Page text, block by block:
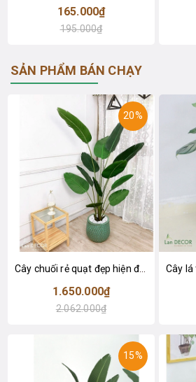
165.000₫
195.000₫
SẢN PHẨM BÁN CHẠY
20%
Cây chuối rẻ quạt đẹp hiện đại trang trí 1m8 - LC3019 (Gồm 12 lá)
1.650.000₫
2.062.000₫
15%